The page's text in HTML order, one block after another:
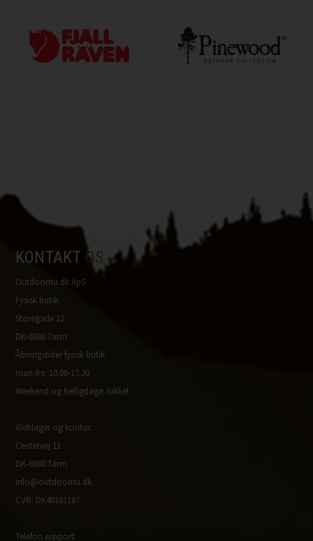
KONTAKT OS
Outdoornu.dk ApS
Fysisk butik:
Storegade 12
DK-6880 Tarm
Åbningstider fysisk butik:
man-fre: 10.00-17.30
Weekend og helligdage: lukket
Weblager og kontor:
Centervej 11
DK-6880 Tarm
info@outdoornu.dk
CVR: DK40101187
Telefon support: